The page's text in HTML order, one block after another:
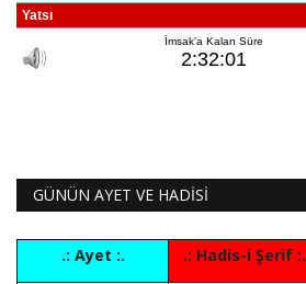
GÜNÜN AYET VE HADİSİ
.: Ayet :. .: Hadis-i Şerif :.